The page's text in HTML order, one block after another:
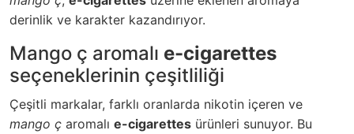
derinlik ve karakter kazandırıyor.
Mango ç aromalı e-cigarettes
seçeneklerinin çeşitliliği
Çeşitli markalar, farklı oranlarda nikotin içeren ve
mango ç aromalı e-cigarettes ürünleri sunuyor. Bu